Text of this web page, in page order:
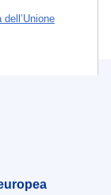
europea